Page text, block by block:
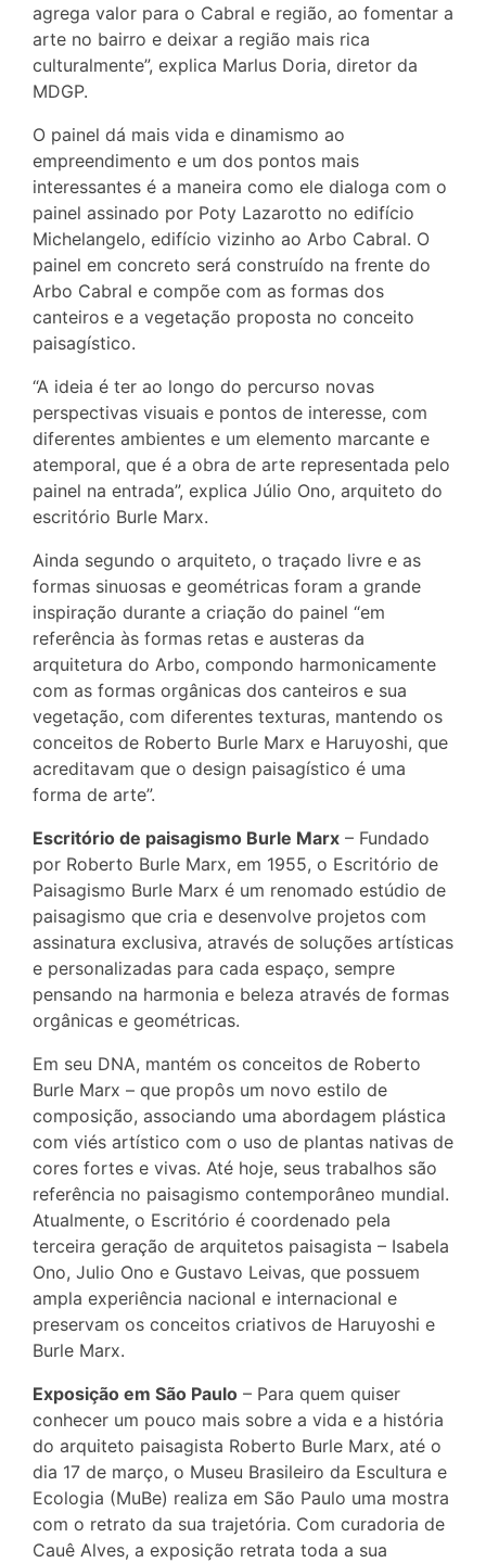
agrega valor para o Cabral e região, ao fomentar a
arte no bairro e deixar a região mais rica
culturalmente”, explica Marlus Doria, diretor da
MDGP.
O painel dá mais vida e dinamismo ao
empreendimento e um dos pontos mais
interessantes é a maneira como ele dialoga com o
painel assinado por Poty Lazarotto no edifício
Michelangelo, edifício vizinho ao Arbo Cabral. O
painel em concreto será construído na frente do
Arbo Cabral e compõe com as formas dos
canteiros e a vegetação proposta no conceito
paisagístico.
“A ideia é ter ao longo do percurso novas
perspectivas visuais e pontos de interesse, com
diferentes ambientes e um elemento marcante e
atemporal, que é a obra de arte representada pelo
painel na entrada”, explica Júlio Ono, arquiteto do
escritório Burle Marx.
Ainda segundo o arquiteto, o traçado livre e as
formas sinuosas e geométricas foram a grande
inspiração durante a criação do painel “em
referência às formas retas e austeras da
arquitetura do Arbo, compondo harmonicamente
com as formas orgânicas dos canteiros e sua
vegetação, com diferentes texturas, mantendo os
conceitos de Roberto Burle Marx e Haruyoshi, que
acreditavam que o design paisagístico é uma
forma de arte”.
Escritório de paisagismo Burle Marx – Fundado
por Roberto Burle Marx, em 1955, o Escritório de
Paisagismo Burle Marx é um renomado estúdio de
paisagismo que cria e desenvolve projetos com
assinatura exclusiva, através de soluções artísticas
e personalizadas para cada espaço, sempre
pensando na harmonia e beleza através de formas
orgânicas e geométricas.
Em seu DNA, mantém os conceitos de Roberto
Burle Marx – que propôs um novo estilo de
composição, associando uma abordagem plástica
com viés artístico com o uso de plantas nativas de
cores fortes e vivas. Até hoje, seus trabalhos são
referência no paisagismo contemporâneo mundial.
Atualmente, o Escritório é coordenado pela
terceira geração de arquitetos paisagista – Isabela
Ono, Julio Ono e Gustavo Leivas, que possuem
ampla experiência nacional e internacional e
preservam os conceitos criativos de Haruyoshi e
Burle Marx.
Exposição em São Paulo – Para quem quiser
conhecer um pouco mais sobre a vida e a história
do arquiteto paisagista Roberto Burle Marx, até o
dia 17 de março, o Museu Brasileiro da Escultura e
Ecologia (MuBe) realiza em São Paulo uma mostra
com o retrato da sua trajetória. Com curadoria de
Cauê Alves, a exposição retrata toda a sua